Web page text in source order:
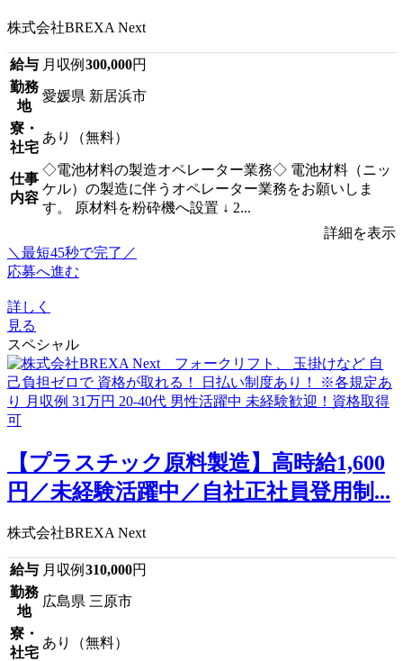
株式会社BREXA Next
給与 月収例 300,000円
勤務
地
愛媛県 新居浜市
寮・
社宅
あり（無料）
仕事
内容
◇電池材料の製造オペレーター業務◇ 電池材料（ニッ
ケル）の製造に伴うオペレーター業務をお願いしま
す。 原材料を粉砕機へ設置 ↓ 2...
詳細を表示
＼最短45秒で完了／
応募へ進む
詳しく
見る
スペシャル
【プラスチック原料製造】高時給1,600
円／未経験活躍中／自社正社員登用制...
株式会社BREXA Next
給与 月収例 310,000円
勤務
地
広島県 三原市
寮・
社宅
あり（無料）